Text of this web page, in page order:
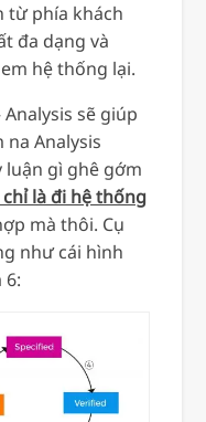
từ phía khách
đa dạng và
hệ thống lại.
sẽ giúp
na Analysis
luận gì ghê gớm
chỉ là đi hệ thống
mà thôi. Cụ
như cái hình
6: